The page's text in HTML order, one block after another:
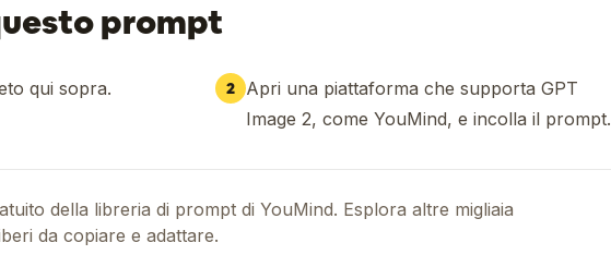
prompt
qui sopra. 2 Apri una piattaforma che supporta GPT
Image 2, come YouMind, e incolla il prompt.
della libreria di prompt di YouMind. Esplora altre migliaia
da copiare e adattare.